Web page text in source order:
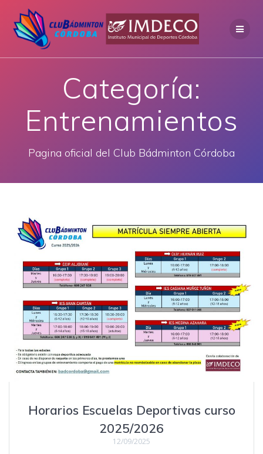
al
contenido
Categoría:
Entrenamientos
Pagina oficial del Club Bádminton Córdoba
Horarios Escuelas Deportivas curso
2025/2026
12/09/2025